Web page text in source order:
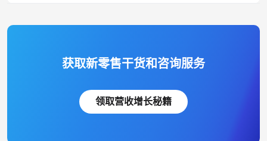
获取新零售干货和咨询服务
领取营收增长秘籍